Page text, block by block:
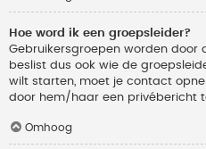
Hoe word ik een groepsleider?
Gebruikersgroepen worden door
beslist dus ook wie de
wilt starten, moet je contact
door hem/haar een privébericht
Omhoog